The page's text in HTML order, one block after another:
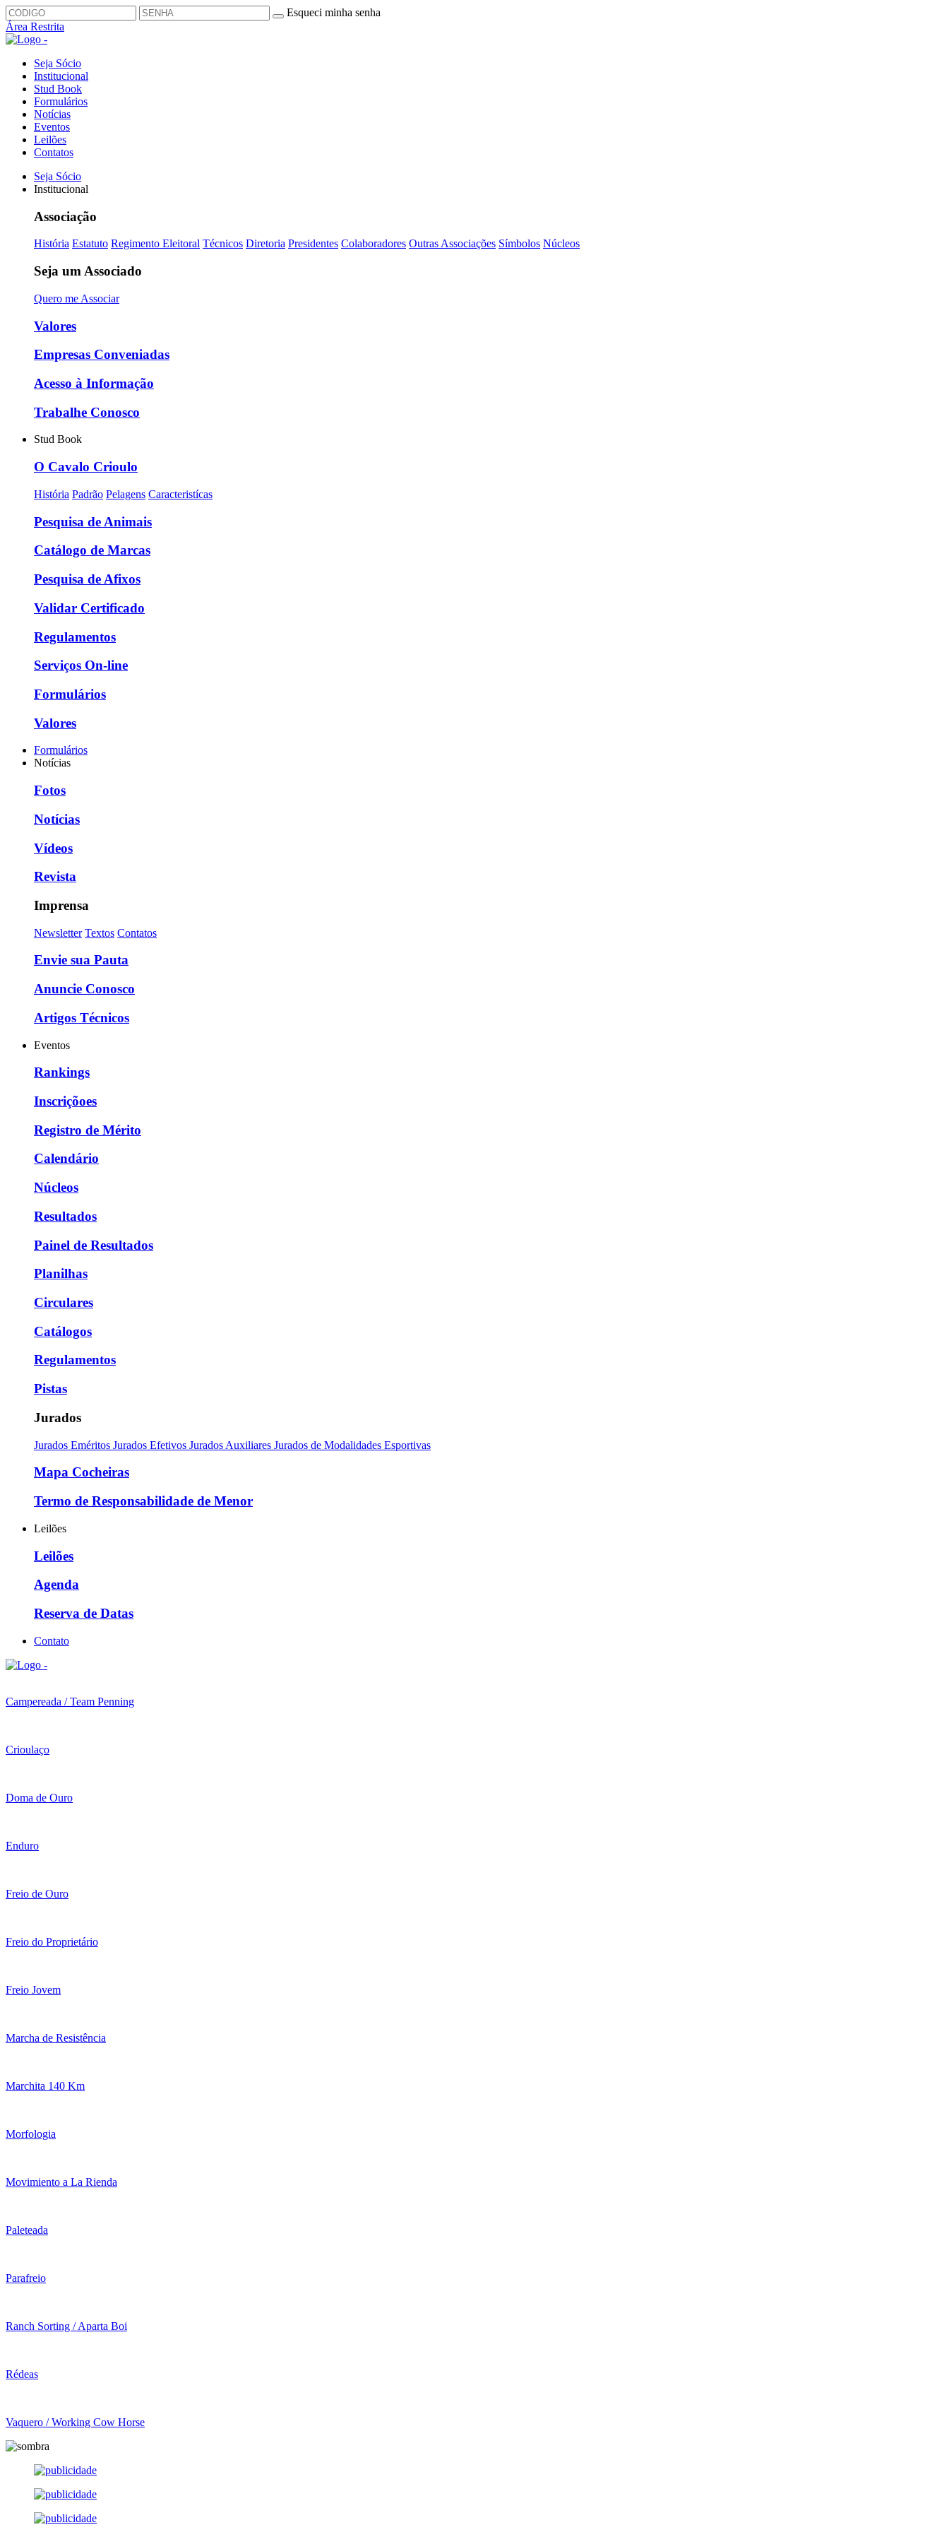
Esqueci minha senha
Área Restrita
Seja Sócio
Institucional
Stud Book
Formulários
Notícias
Eventos
Leilões
Contatos
Seja Sócio
Institucional
Associação
História Estatuto Regimento Eleitoral Técnicos Diretoria Presidentes Colaboradores Outras Associações Símbolos Núcleos
Seja um Associado
Quero me Associar
Valores
Empresas Conveniadas
Acesso à Informação
Trabalhe Conosco
Stud Book
O Cavalo Crioulo
História Padrão Pelagens Caracteristícas
Pesquisa de Animais
Catálogo de Marcas
Pesquisa de Afixos
Validar Certificado
Regulamentos
Serviços On-line
Formulários
Valores
Formulários
Notícias
Fotos
Notícias
Vídeos
Revista
Imprensa
Newsletter Textos Contatos
Envie sua Pauta
Anuncie Conosco
Artigos Técnicos
Eventos
Rankings
Inscriçõoes
Registro de Mérito
Calendário
Núcleos
Resultados
Painel de Resultados
Planilhas
Circulares
Catálogos
Regulamentos
Pistas
Jurados
Jurados Eméritos Jurados Efetivos Jurados Auxiliares Jurados de Modalidades Esportivas
Mapa Cocheiras
Termo de Responsabilidade de Menor
Leilões
Leilões
Agenda
Reserva de Datas
Contato
Campereada / Team Penning
Crioulaço
Doma de Ouro
Enduro
Freio de Ouro
Freio do Proprietário
Freio Jovem
Marcha de Resistência
Marchita 140 Km
Morfologia
Movimiento a La Rienda
Paleteada
Parafreio
Ranch Sorting / Aparta Boi
Rédeas
Vaquero / Working Cow Horse